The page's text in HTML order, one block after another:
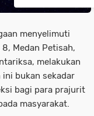
menyelimuti
Medan Petisah,
melakukan
ini bukan sekadar
bagi para prajurit
masyarakat.